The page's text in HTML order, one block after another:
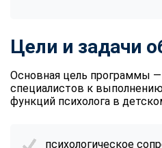
Цели и задачи
Основная цель программы —
специалистов к
функций психолога в
психологическое